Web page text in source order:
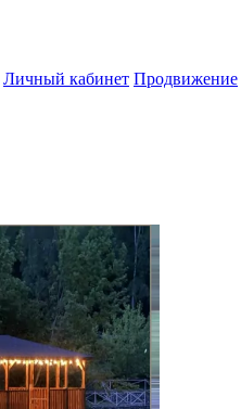
Личный кабинет Продвижение